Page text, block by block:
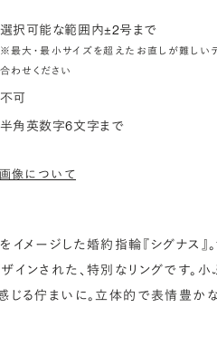
選択可能な範囲内±2号まで
※最大・最小サイズを超えたお直しが難しい
合わせください
不可
半角英数字6文字まで
画像について
イメージした婚約指輪『シグナス』
インされた、特別なリングです。
じる佇まいに。立体的で表情豊か